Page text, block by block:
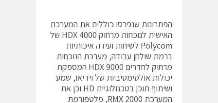
הפתרונות שנפרסו כוללים את המערכת
האישית לנוכחות מרחוק HDX 4000 של
Polycom לשיחות ועידה איכותיות
ברמת שולחן עבודה, מערכת הנוכחות
מרחוק לחדרים HDX 9000 המספקת
יכולות אולטימטיביות של וידיאו, שמע
ושיתוף תוכן בטכנולוגיית HD וכן את
המערכת RMX 2000, פלטפורמת